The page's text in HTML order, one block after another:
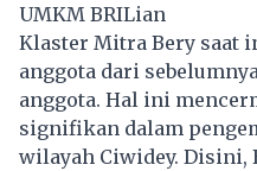
UMKM BRILian
Klaster Mitra Bery saat
anggota dari
anggota. Hal ini
signifikan dalam
wilayah Ciwidey. Disini,